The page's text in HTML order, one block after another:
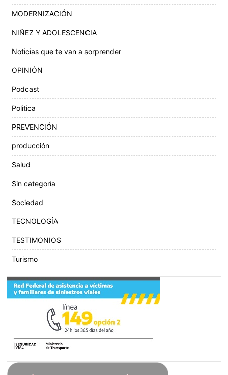
MODERNIZACIÓN
NIÑEZ Y ADOLESCENCIA
Noticias que te van a sorprender
OPINIÓN
Podcast
Politica
PREVENCIÓN
producción
Salud
Sin categoría
Sociedad
TECNOLOGÍA
TESTIMONIOS
Turismo